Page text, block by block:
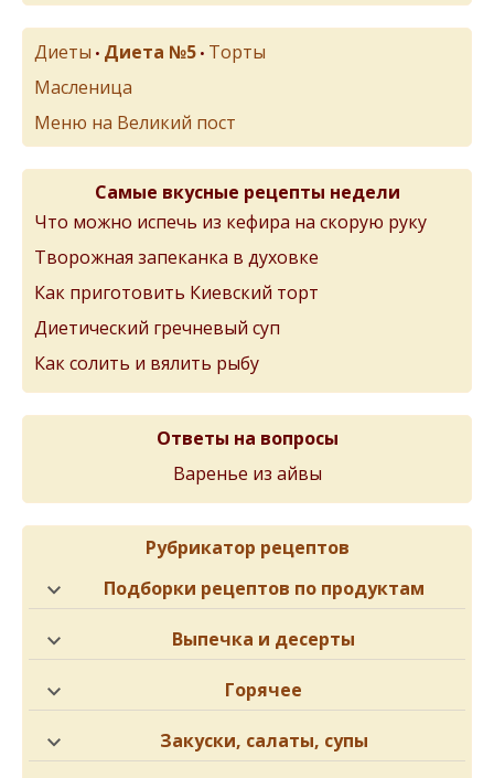
Диеты • Диета №5 • Торты
Масленица
Меню на Великий пост
Самые вкусные рецепты недели
Что можно испечь из кефира на скорую руку
Творожная запеканка в духовке
Как приготовить Киевский торт
Диетический гречневый суп
Как солить и вялить рыбу
Ответы на вопросы
Варенье из айвы
Рубрикатор рецептов
Подборки рецептов по продуктам
Выпечка и десерты
Горячее
Закуски, салаты, супы